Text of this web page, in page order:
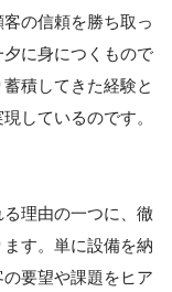
の信頼を勝ち取っ
に身につくもので
積してきた経験と
しているのです。
理由の一つに、徹
す。単に設備を納
要望や課題をヒア